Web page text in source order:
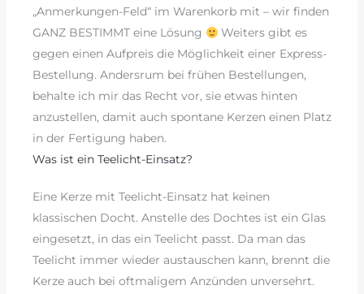
„Anmerkungen-Feld“ im Warenkorb mit – wir finden
GANZ BESTIMMT eine Lösung
Weiters gibt es
gegen einen Aufpreis die Möglichkeit einer Express-
Bestellung. Andersrum bei frühen Bestellungen,
behalte ich mir das Recht vor, sie etwas hinten
anzustellen, damit auch spontane Kerzen einen Platz
in der Fertigung haben.
Was ist ein Teelicht-Einsatz?
Eine Kerze mit Teelicht-Einsatz hat keinen
klassischen Docht. Anstelle des Dochtes ist ein Glas
eingesetzt, in das ein Teelicht passt. Da man das
Teelicht immer wieder austauschen kann, brennt die
Kerze auch bei oftmaligem Anzünden unversehrt.